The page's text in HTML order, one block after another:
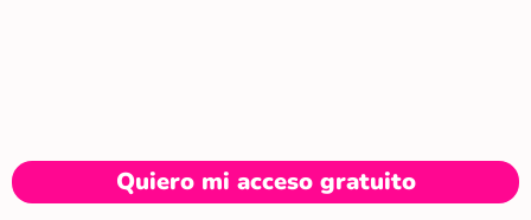
Quiero mi acceso gratuito